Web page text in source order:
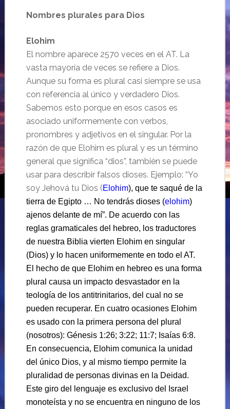
Nombres plurales para Dios
Elohim
El nombre aparece 2570 veces en el AT. La
vasta mayoría de veces se refiere a Dios.
Aunque su forma es plural casi siempre se usa
con referencia al único y verdadero Dios.
Sabemos esto porque en esos casos es
asociado uniformemente con verbos,
pronombres y adjetivos en el singular. Por la
razón de que Elohim es plural y es un término
general que significa “dios”, también se puede
usar para describir falsos dioses. Ejemplo: “Yo
soy Jehová tu Dios (Elohim), que te saqué de la
tierra de Egipto … No tendrás dioses (elohim)
ajenos delante de mí”. De acuerdo con las
reglas gramaticales del hebreo, los traductores
de nuestra Biblia vierten Elohim en singular
(Dios) y lo hacen uniformemente en todo el AT.
El hecho de que Elohim en hebreo es una forma
plural causa un impacto desvastador en la
teología de los antitrinitarios, del cual no se
pueden recuperar. En cuatro ocasiones Elohim
es usado con la primera persona del plural
(nosotros): Génesis 1:26; 3:22; 11:7; Isaías 6:8.
En consecuencia, Elohim comunica la unidad
del único Dios, y al mismo tiempo permite la
pluralidad de personas divinas en la Deidad.
Este giro del lenguaje es exclusivo del Israel
monoteísta y no se encuentra en ninguno de los